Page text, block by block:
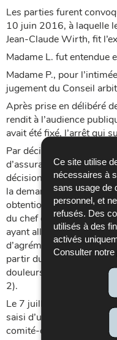
Ce site utilise
nécessaires à
sans usage de
personnel, et
refusés. Des
utilisés à des
activés
Consulter notre
Les parties furent
10 juin 2016, à laquelle
Jean-Claude Wirth, fit
Madame L. fut entendue
Madame P., pour
jugement du Conseil
Après prise en délibéré
rendit à l’audience
avait été fixé, l’arrêt qui
Par décision du comité-
d’assurance accident
décision présidentielle
la demande présentée
obtention d’indemnités
du chef d’un accident
ayant alloué une
d’agrément définitif
partir du 1er janvier
douleurs physiques
2).
Le 7 juillet 2014, le
saisi d’une requête non
comité-directeur du 22